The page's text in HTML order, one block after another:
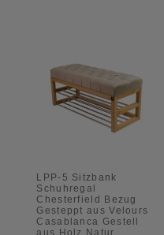
LPP-5 Sitzbank
Schuhregal
Chesterfield Bezug
Gesteppt aus Velours
Casablanca Gestell